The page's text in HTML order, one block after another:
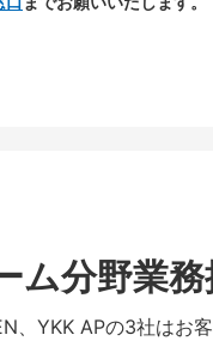
ム分野業
、YKK APの3社はお